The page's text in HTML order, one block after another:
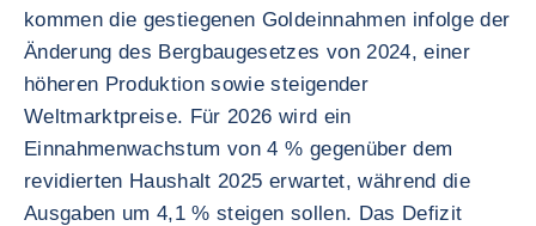
kommen die gestiegenen Goldeinnahmen infolge der
Änderung des Bergbaugesetzes von 2024, einer
höheren Produktion sowie steigender
Weltmarktpreise. Für 2026 wird ein
Einnahmenwachstum von 4 % gegenüber dem
revidierten Haushalt 2025 erwartet, während die
Ausgaben um 4,1 % steigen sollen. Das Defizit